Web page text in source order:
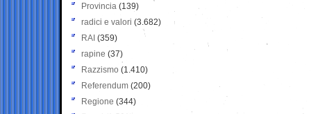
Provincia (139)
radici e valori (3.682)
RAI (359)
rapine (37)
Razzismo (1.410)
Referendum (200)
Regione (344)